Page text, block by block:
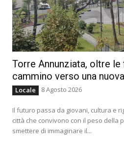
Torre Annunziata, oltre
cammino verso una
Locale 8 Agosto 2026
Il futuro passa da giovani, cultura e
città che convivono con il peso della
smettere di immaginare il...